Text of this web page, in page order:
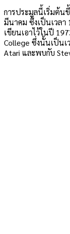
การประมูลนี้เริ่มต้น
มีนาคม ซึ่งเป็นเวลา
เขียนเอาไว้ในปี
College ซึ่งนั้นเป็นเ
Atari และพบกับ